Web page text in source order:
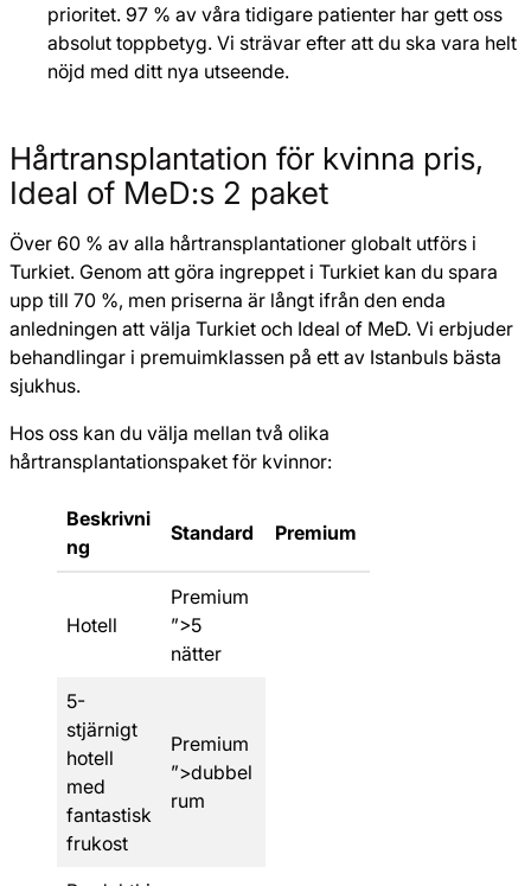
prioritet. 97 % av våra tidigare patienter har gett oss
absolut toppbetyg. Vi strävar efter att du ska vara helt
nöjd med ditt nya utseende.
Hårtransplantation för kvinna pris,
Ideal of MeD:s 2 paket
Över 60 % av alla hårtransplantationer globalt utförs i
Turkiet. Genom att göra ingreppet i Turkiet kan du spara
upp till 70 %, men priserna är långt ifrån den enda
anledningen att välja Turkiet och Ideal of MeD. Vi erbjuder
behandlingar i premuimklassen på ett av Istanbuls bästa
sjukhus.
Hos oss kan du välja mellan två olika
hårtransplantationspaket för kvinnor:
Beskrivni
ng
Standard Premium
Hotell
Premium
”>5
nätter
5-
stjärnigt
hotell
med
fantastisk
frukost
Premium
”>dubbel
rum